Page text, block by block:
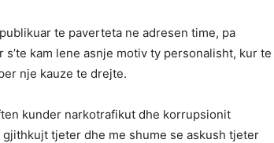
te paverteta ne adresen time, pa
kam lene asnje motiv ty personalisht, kur te
nje kauze te drejte.
kunder narkotrafikut dhe korrupsionit
tjeter dhe me shume se askush tjeter